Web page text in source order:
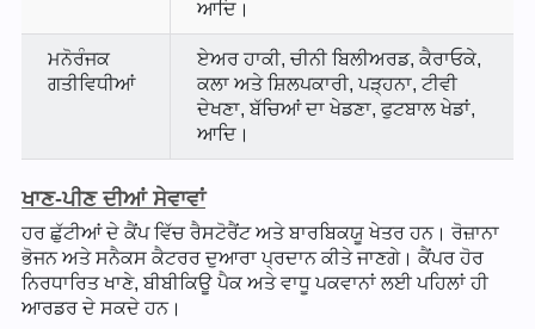
ਆਦਿ।
ਮਨੋਰੰਜਕ
ਗਤੀਵਿਧੀਆਂ
ਏਅਰ ਹਾਕੀ, ਚੀਨੀ ਬਿਲੀਅਰਡ, ਕੈਰਾਓਕੇ,
ਕਲਾ ਅਤੇ ਸ਼ਿਲਪਕਾਰੀ, ਪੜ੍ਹਨਾ, ਟੀਵੀ
ਦੇਖਣਾ, ਬੱਚਿਆਂ ਦਾ ਖੇਡਣਾ, ਫੁਟਬਾਲ ਖੇਡਾਂ,
ਆਦਿ।
ਖਾਣ-ਪੀਣ ਦੀਆਂ ਸੇਵਾਵਾਂ
ਹਰ ਛੁੱਟੀਆਂ ਦੇ ਕੈਂਪ ਵਿੱਚ ਰੈਸਟੋਰੈਂਟ ਅਤੇ ਬਾਰਬਿਕਯੂ ਖੇਤਰ ਹਨ। ਰੋਜ਼ਾਨਾ
ਭੋਜਨ ਅਤੇ ਸਨੈਕਸ ਕੈਟਰਰ ਦੁਆਰਾ ਪ੍ਰਦਾਨ ਕੀਤੇ ਜਾਣਗੇ। ਕੈਂਪਰ ਹੋਰ
ਨਿਰਧਾਰਿਤ ਖਾਣੇ, ਬੀਬੀਕਿਊ ਪੈਕ ਅਤੇ ਵਾਧੂ ਪਕਵਾਨਾਂ ਲਈ ਪਹਿਲਾਂ ਹੀ
ਆਰਡਰ ਦੇ ਸਕਦੇ ਹਨ।